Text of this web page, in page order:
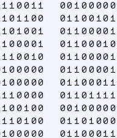
00100000
01100101
01100001
01100010
01100001
01100001
01100011
01101111
00100000
01101000
01100011